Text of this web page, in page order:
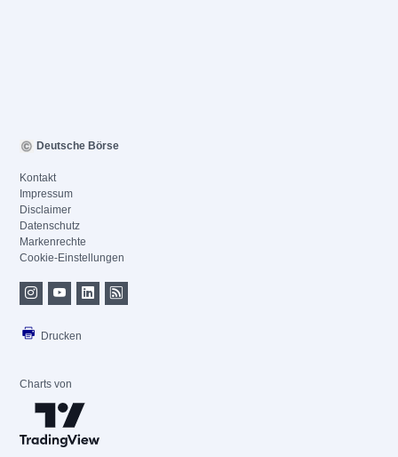
Deutsche Börse
Kontakt
Impressum
Disclaimer
Datenschutz
Markenrechte
Cookie-Einstellungen
Drucken
Charts von